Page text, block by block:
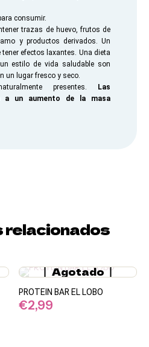
consumir.
trazas de huevo, frutos de
y productos derivados. Un
efectos laxantes. Una dieta
estilo de vida saludable son
un lugar fresco y seco.
presentes.
Las
a un aumento de la masa
relacionados
Agotado
PROTEIN BAR EL LOBO
€2,99